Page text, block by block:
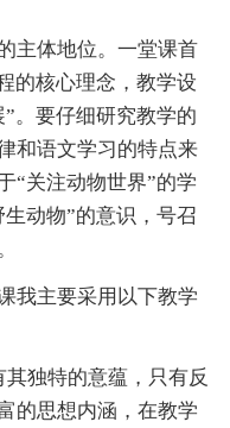
体地位。一堂课首
的核心理念，教学设
。要仔细研究教学的
和语文学习的特点来
“关注动物世界”的学
动物”的意识，号召
主要采用以下教学
独特的意蕴，只有反
的思想内涵，在教学